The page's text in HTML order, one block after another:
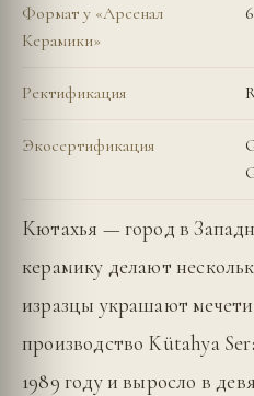
Формат у «Арсенал
Керамики»
Ректификация
Экосертификация
Кютахья — город в
керамику делают
изразцы украшают
производство Kütahya
1989 году и выросло в